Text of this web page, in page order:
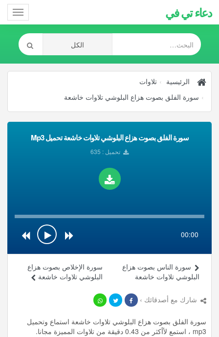
دعاء تي في
الرئيسية
تلاوات
سورة الفلق بصوت هزاع البلوشي تلاوات خاشعة
سورة الفلق بصوت هزاع البلوشي تلاوات خاشعة تحميل Mp3
تحميل : 635
00:00
سورة الإخلاص بصوت هزاع
البلوشي تلاوات خاشعة
سورة الناس بصوت هزاع
البلوشي تلاوات خاشعة
شارك مع أصدقائك ›
سورة الفلق بصوت هزاع البلوشي تلاوات خاشعة استماع وتحميل
mp3 ، استمع لأأكثر من 0.43 دقيقة من تلاوات المميزة مجانا.